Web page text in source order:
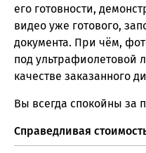
его готовности,
видео уже готового,
документа. При чём,
под ультрафиолетовой
качестве заказанного
Вы всегда спокойны за
Справедливая